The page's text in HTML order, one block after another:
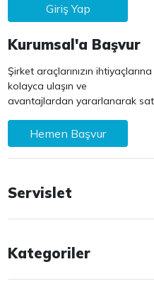
Giriş Yap
Kurumsal'a Başvur
Şirket araçlarınızın
kolayca ulaşın ve
avantajlardan yararlanarak
Hemen Başvur
Servislet
Kategoriler